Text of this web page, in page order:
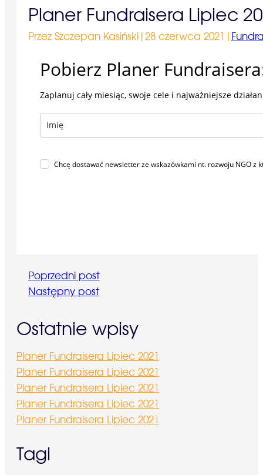
Planer Fundraisera Lipiec
Przez Szczepan Kasiński |28 czerwca 2021 |
Pobierz Planer
Zaplanuj cały miesiąc, swoje cele i najważniejsze
Chcę dostawać newsletter ze wskazówkami nt. rozwoju NGO
Poprzedni post
Następny post
Ostatnie wpisy
Planer Fundraisera Lipiec 2021
Planer Fundraisera Lipiec 2021
Planer Fundraisera Lipiec 2021
Planer Fundraisera Lipiec 2021
Planer Fundraisera Lipiec 2021
Tagi